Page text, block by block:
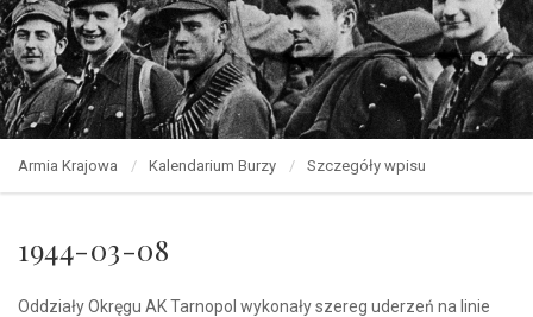
Armia Krajowa Kalendarium Burzy Szczegóły wpisu
1944-03-08
Oddziały Okręgu AK Tarnopol wykonały szereg uderzeń na linie